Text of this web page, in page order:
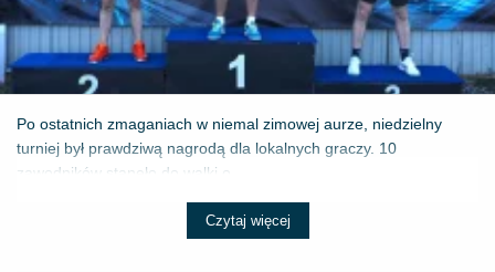
Po ostatnich zmaganiach w niemal zimowej aurze, niedzielny
turniej był prawdziwą nagrodą dla lokalnych graczy. 10
zawodników stanęło do walki o ...
Czytaj więcej